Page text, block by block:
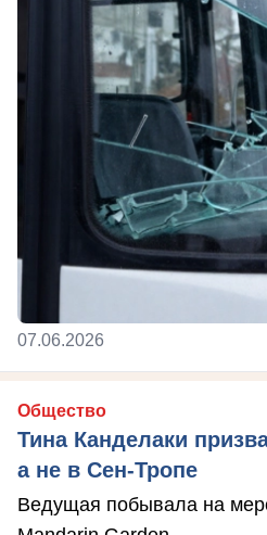
07.06.2026
Общество
Тина Канделаки
а не в Сен-Тропе
Ведущая побывала на